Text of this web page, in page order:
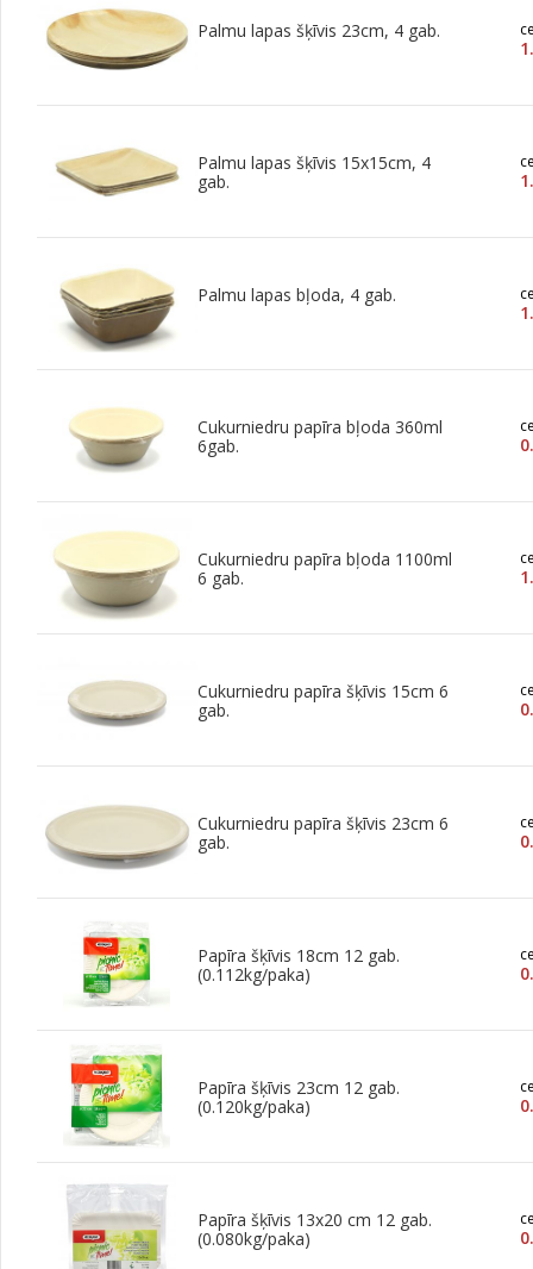
Palmu lapas šķīvis 23cm, 4 gab.
Palmu lapas šķīvis 15x15cm, 4
gab.
Palmu lapas bļoda, 4 gab.
Cukurniedru papīra bļoda 360ml
6gab.
Cukurniedru papīra bļoda 1100ml
6 gab.
Cukurniedru papīra šķīvis 15cm 6
gab.
Cukurniedru papīra šķīvis 23cm 6
gab.
Papīra šķīvis 18cm 12 gab.
(0.112kg/paka)
Papīra šķīvis 23cm 12 gab.
(0.120kg/paka)
Papīra šķīvis 13x20 cm 12 gab.
(0.080kg/paka)